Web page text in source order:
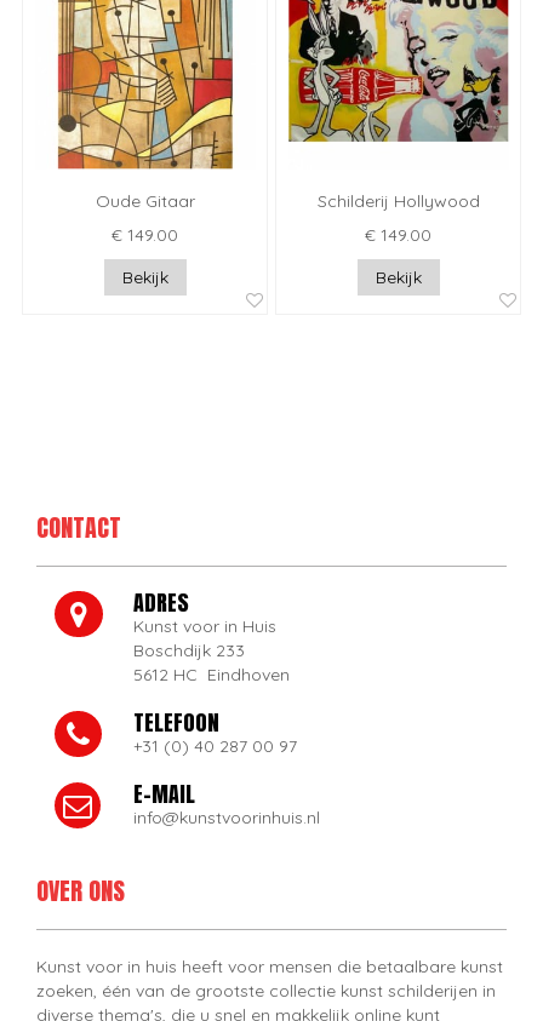
Oude Gitaar
€ 149.00
Bekijk
Schilderij Hollywood
€ 149.00
Bekijk
CONTACT
ADRES
Kunst voor in Huis
Boschdijk 233
5612 HC Eindhoven
TELEFOON
+31 (0) 40 287 00 97
E-MAIL
info@kunstvoorinhuis.nl
OVER ONS
Kunst voor in huis heeft voor mensen die betaalbare kunst
zoeken, één van de grootste collectie kunst schilderijen in
diverse thema's, die u snel en makkelijk online kunt